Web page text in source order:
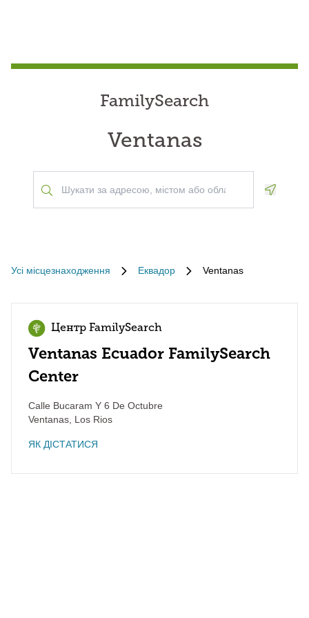
FamilySearch
Ventanas
Усі місцезнаходження Еквадор Ventanas
Центр FamilySearch
Ventanas Ecuador FamilySearch
Center
Calle Bucaram Y 6 De Octubre
Ventanas Los Rios
ЯК ДІСТАТИСЯ